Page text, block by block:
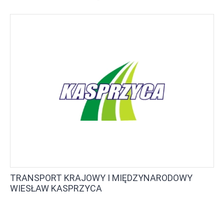
TRANSPORT KRAJOWY I MIĘDZYNARODOWY
WIESŁAW KASPRZYCA